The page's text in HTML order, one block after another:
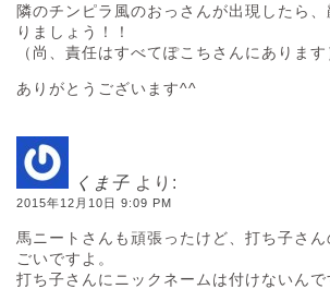
隣のチンピラ風のおっさんが出現したら
りましょう！！
（尚、責任はすべてぽこちさんにあります
ありがとうございます^^
くま子 より:
2015年12月10日 9:09 PM
馬ニートさんも頑張ったけど、打ち子さ
ごいですよ。
打ち子さんにニックネームは付けないん